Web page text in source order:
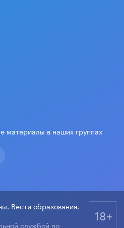
материалы в наших группах
Вести образования.
службой по
18+